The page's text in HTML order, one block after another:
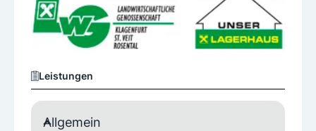
Leistungen
Allgemein